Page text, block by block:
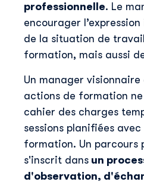
professionnelle. Le
encourager
de la situation de
formation, mais aussi
Un manager
actions de formation
cahier des charges
sessions planifiées
formation. Un parcours
s'inscrit dans un
d'observation,